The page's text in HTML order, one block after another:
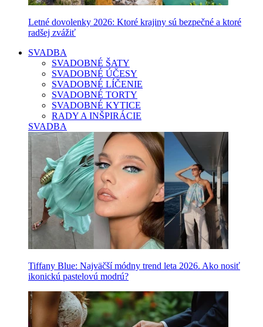
Letné dovolenky 2026: Ktoré krajiny sú bezpečné a ktoré
radšej zvážiť
SVADBA
SVADOBNÉ ŠATY
SVADOBNÉ ÚČESY
SVADOBNÉ LÍČENIE
SVADOBNÉ TORTY
SVADOBNÉ KYTICE
RADY A INŠPIRÁCIE
SVADBA
Tiffany Blue: Najväčší módny trend leta 2026. Ako nosiť
ikonickú pastelovú modrú?